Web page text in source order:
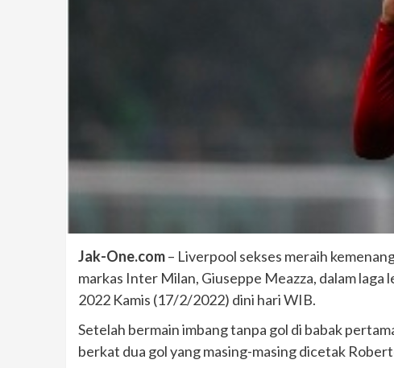
Jak-One.com– Liverpool sekses meraih
markas Inter Milan, Giuseppe Meazza, dalam laga
2022 Kamis (17/2/2022) dini hari WIB.
Setelah bermain imbang tanpa gol di babak
berkat dua gol yang masing-masing dicetak